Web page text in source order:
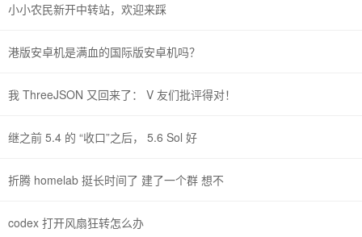
小小农民新开中转站，欢迎来踩
港版安卓机是满血的国际版安卓机吗？
我 ThreeJSON 又回来了： V 友们批评得对！
继之前 5.4 的 “收口”之后， 5.6 Sol 好
折腾 homelab 挺长时间了 建了一个群 想不
codex 打开风扇狂转怎么办